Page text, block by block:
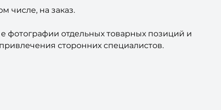
числе, на заказ.
фотографии отдельных товарных позиций и
сторонних специалистов.